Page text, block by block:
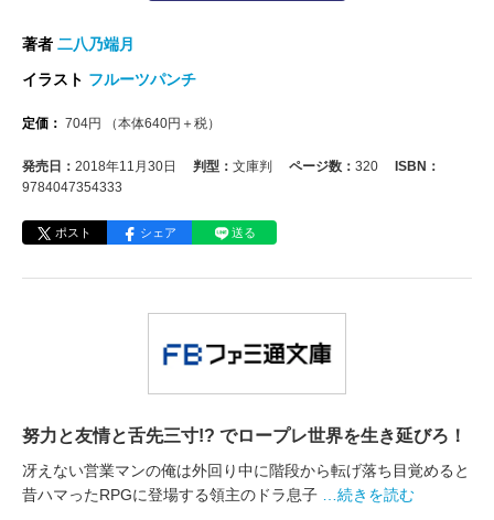
著者 二八乃端月
イラスト フルーツパンチ
定価： 704円 （本体640円＋税）
発売日： 2018年11月30日 判型： 文庫判 ページ数： 320
ISBN：
9784047354333
ポスト シェア 送る
努力と友情と舌先三寸!? でロープレ世界を生き延びろ！
冴えない営業マンの俺は外回り中に階段から転げ落ち目覚めると
昔ハマったRPGに登場する領主のドラ息子
…続きを読む